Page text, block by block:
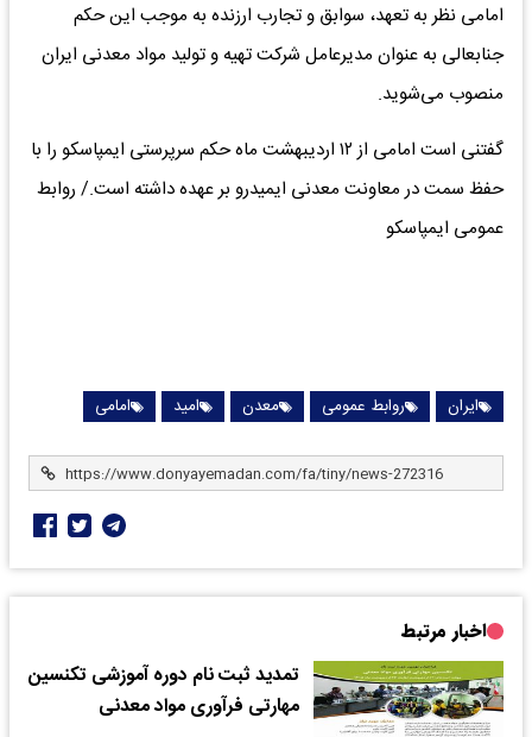
امامی نظر به تعهد، سوابق و تجارب ارزنده به موجب این حکم
جنابعالی به عنوان مدیرعامل شرکت تهیه و تولید مواد معدنی ایران
منصوب می‌شوید.
گفتنی است امامی از ۱۲ اردیبهشت ماه حکم سرپرستی ایمپاسکو را با
حفظ سمت در معاونت معدنی ایمیدرو بر عهده داشته است./ روابط
عمومی ایمپاسکو
ایران روابط عمومی معدن امید امامی
اخبار مرتبط
تمدید ثبت نام دوره آموزشی تکنسین
مهارتی فرآوری مواد معدنی